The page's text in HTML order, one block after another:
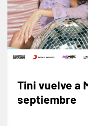
Tini vuelve a
septiembre